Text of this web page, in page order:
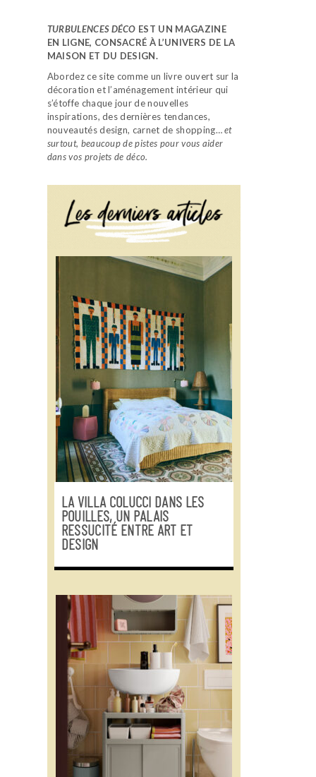
TURBULENCES DÉCO EST UN MAGAZINE
EN LIGNE, CONSACRÉ À L’UNIVERS DE LA
MAISON ET DU DESIGN.
Abordez ce site comme un livre ouvert sur la
décoration et l’aménagement intérieur qui
s’étoffe chaque jour de nouvelles
inspirations, des dernières tendances,
nouveautés design, carnet de shopping…et
surtout, beaucoup de pistes pour vous aider
dans vos projets de déco.
LA VILLA COLUCCI DANS LES
POUILLES, UN PALAIS
RESSUCITÉ ENTRE ART ET
DESIGN